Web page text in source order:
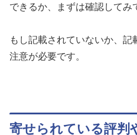
できるか、まずは確認してみ
もし記載されていないか、
注意が必要です。
寄せられている評判